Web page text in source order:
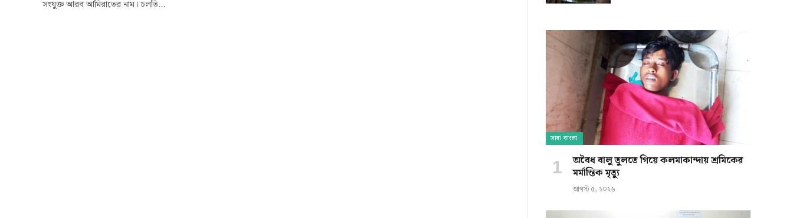
সংযুক্ত আরব আমিরাতের নাম। চলতি…
সারা বাংলা
অবৈধ বালু তুলতে গিয়ে কলমাকান্দায় শ্রমিকের
মর্মান্তিক মৃত্যু
আগস্ট ৫, ২০২৬